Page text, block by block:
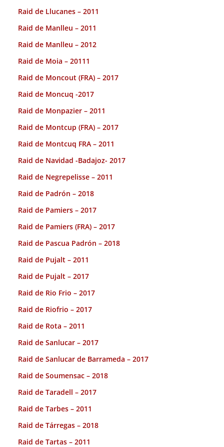
Raid de Llucanes – 2011
Raid de Manlleu – 2011
Raid de Manlleu – 2012
Raid de Moia – 20111
Raid de Moncout (FRA) – 2017
Raid de Moncuq -2017
Raid de Monpazier – 2011
Raid de Montcup (FRA) – 2017
Raid de Montcuq FRA – 2011
Raid de Navidad -Badajoz- 2017
Raid de Negrepelisse – 2011
Raid de Padrón – 2018
Raid de Pamiers – 2017
Raid de Pamiers (FRA) – 2017
Raid de Pascua Padrón – 2018
Raid de Pujalt – 2011
Raid de Pujalt – 2017
Raid de Rio Frio – 2017
Raid de Riofrio – 2017
Raid de Rota – 2011
Raid de Sanlucar – 2017
Raid de Sanlucar de Barrameda – 2017
Raid de Soumensac – 2018
Raid de Taradell – 2017
Raid de Tarbes – 2011
Raid de Tárregas – 2018
Raid de Tartas – 2011